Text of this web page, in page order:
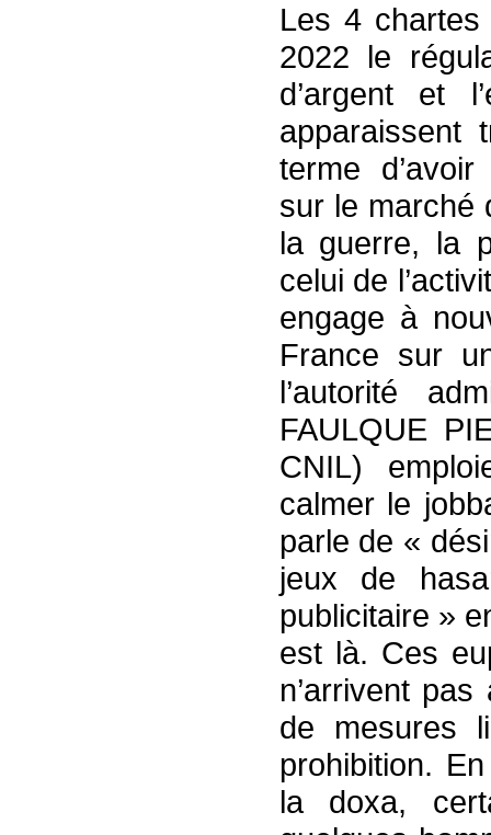
Les 4 chartes
2022 le
d’argent et
apparaissent
terme
sur le marché
la guerre, la
celui de
engage à
France sur
l’autorité
FAULQUE
CNIL)
calmer le
parle de «
jeux de
publicitaire »
est là. Ces
n’arrivent
de mesures
prohibition.
la doxa,